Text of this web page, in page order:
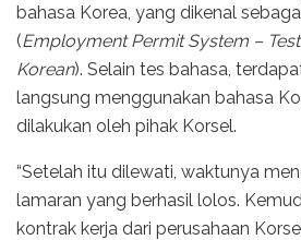
bahasa Korea, yang dikenal
(Employment Permit System –
Korean). Selain tes bahasa,
langsung menggunakan bahasa
dilakukan oleh pihak Korsel.
“Setelah itu dilewati, waktunya
lamaran yang berhasil lolos.
kontrak kerja dari perusahaan